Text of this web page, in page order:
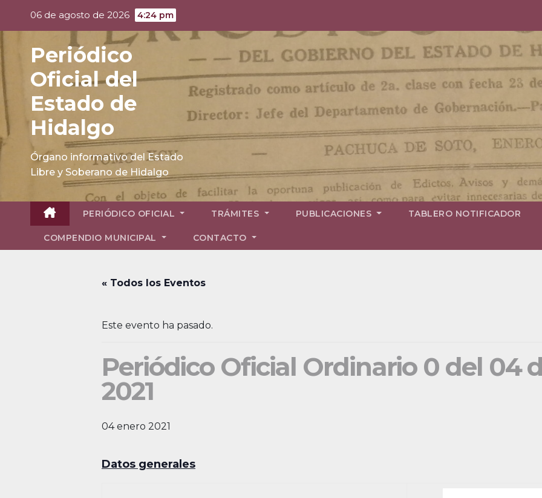
06 de agosto de 2026 4:24 pm
Periódico
Oficial del
Estado de
Hidalgo
Órgano informativo del Estado
Libre y Soberano de Hidalgo
PERIÓDICO OFICIAL TRÁMITES PUBLICACIONES TABLERO NOTIFICADOR
COMPENDIO MUNICIPAL CONTACTO
« Todos los Eventos
Este evento ha pasado.
Periódico Oficial Ordinario 0 del 04
2021
04 enero 2021
Datos generales